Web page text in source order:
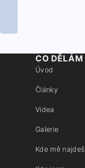
CO DĚLÁM
Úvod
Články
Videa
Galerie
Kde mě najdeš